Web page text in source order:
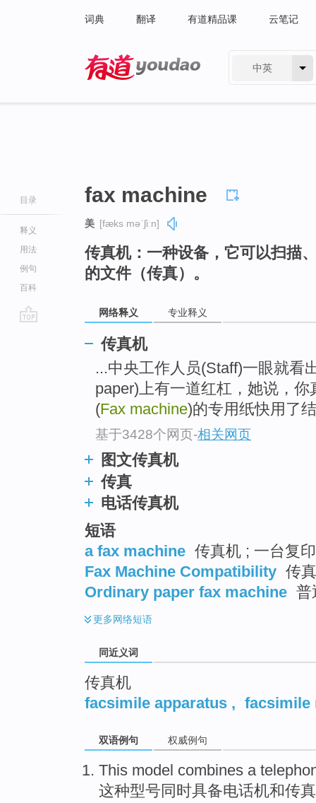
词典 翻译 有道精品课 云笔记
中英
目录
释义
用法
例句
百科
fax machine
美 [fæks məˈʃiːn]
传真机：一种设备，它可以扫描
的文件（传真）。
网络释义 专业释义
传真机
...中央工作人员(Staff)一眼就看
paper)上有一道红杠，她说，
(Fax machine)的专用纸快用了
基于3428个网页-相关网页
图文传真机
传真
电话传真机
短语
a fax machine 传真机 ; 一台复
Fax Machine Compatibility 传
Ordinary paper fax machine 普
更多网络短语
同近义词
传真机
facsimile apparatus , facsimile
双语例句 权威例句
This model combines a
这种型号同时具备电话机和传